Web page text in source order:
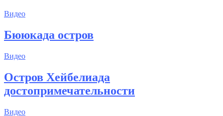
Видео
Бююкада остров
Видео
Остров Хейбелиада
достопримечательности
Видео